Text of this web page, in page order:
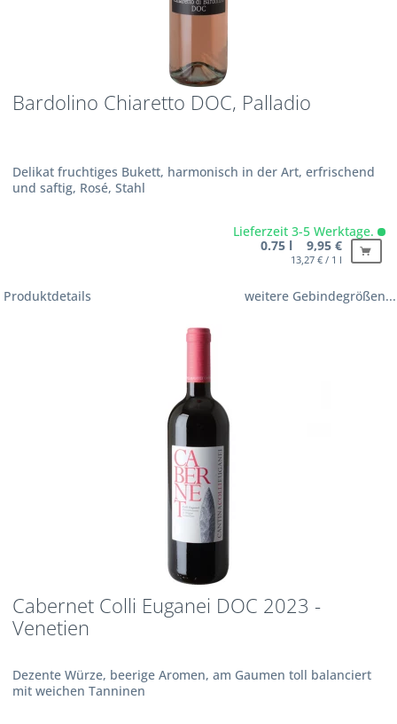
Bardolino Chiaretto DOC, Palladio
Delikat fruchtiges Bukett, harmonisch in der Art, erfrischend
und saftig, Rosé, Stahl
Lieferzeit 3-5 Werktage.
0.75 l 9,95 €
13,27 € / 1 l
Produktdetails weitere Gebindegrößen...
Cabernet Colli Euganei DOC 2023 -
Venetien
Dezente Würze, beerige Aromen, am Gaumen toll balanciert
mit weichen Tanninen